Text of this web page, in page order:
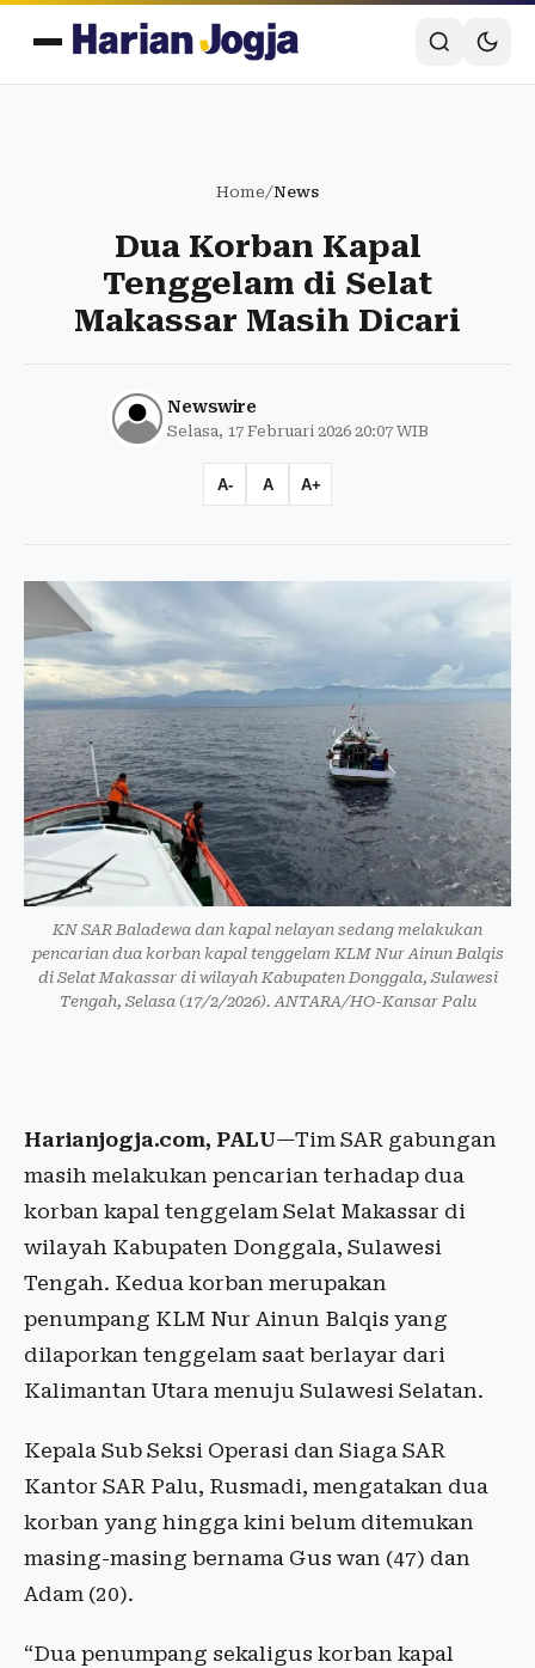
Home/News
Dua Korban Kapal
Tenggelam di Selat
Makassar Masih Dicari
Newswire
Selasa, 17 Februari 2026 20:07 WIB
A- A A+
KN SAR Baladewa dan kapal nelayan sedang melakukan
pencarian dua korban kapal tenggelam KLM Nur Ainun Balqis
di Selat Makassar di wilayah Kabupaten Donggala, Sulawesi
Tengah, Selasa (17/2/2026). ANTARA/HO-Kansar Palu
Harianjogja.com, PALU—Tim SAR gabungan
masih melakukan pencarian terhadap dua
korban kapal tenggelam Selat Makassar di
wilayah Kabupaten Donggala, Sulawesi
Tengah. Kedua korban merupakan
penumpang KLM Nur Ainun Balqis yang
dilaporkan tenggelam saat berlayar dari
Kalimantan Utara menuju Sulawesi Selatan.
Kepala Sub Seksi Operasi dan Siaga SAR
Kantor SAR Palu, Rusmadi, mengatakan dua
korban yang hingga kini belum ditemukan
masing-masing bernama Gus wan (47) dan
Adam (20).
“Dua penumpang sekaligus korban kapal